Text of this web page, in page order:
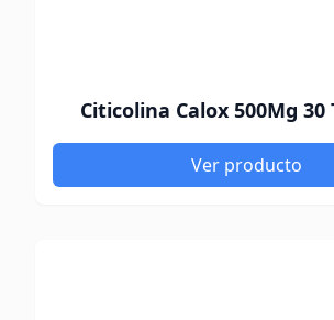
Citicolina Calox 500Mg 30
Ver producto